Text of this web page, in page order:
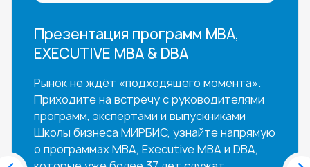
Презентация программ MBA,
EXECUTIVE MBA & DBA
Рынок не ждёт «подходящего момента».
Приходите на встречу с руководителями
программ, экспертами и выпускниками
Школы бизнеса МИРБИС, узнайте напрямую
о программах MBA, Executive MBA и DBA,